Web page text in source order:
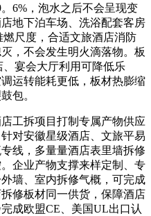
6%，泡水之后不会呈现变
地下泊车场、洗浴配套客房
尺度，合适文旅酒店消防
，不会发生明火滴落物。板
、宴会大厅利用可降低乐
运转能耗更低，板材热膨缩
包。
拆项目打制专属产物供应
对安徽星级酒店、文旅平易
线，多量量酒店表里墙拆修
企业产物支撑来样定制、专
墙、室内拆修气概，可完成
修板材同一供货，保障酒店
成欧盟CE、美国UL出口认